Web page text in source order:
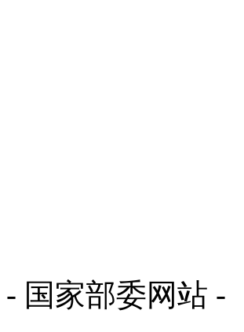
- 国家部委网站 -